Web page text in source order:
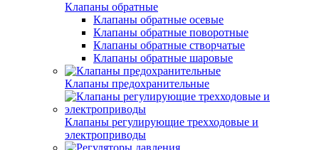
Клапаны обратные
Клапаны обратные осевые
Клапаны обратные поворотные
Клапаны обратные створчатые
Клапаны обратные шаровые
Клапаны предохранительные
Клапаны регулирующие трехходовые и
электроприводы